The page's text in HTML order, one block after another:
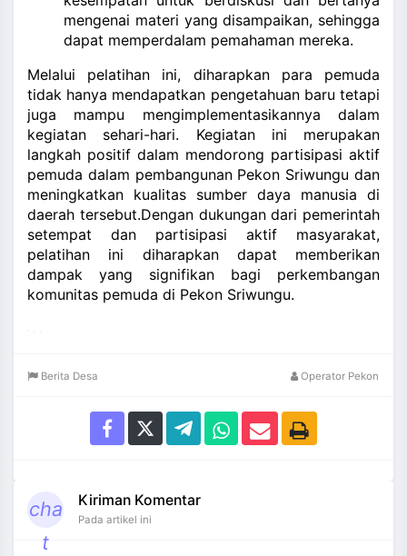
mengenai materi yang disampaikan, sehingga
dapat memperdalam pemahaman mereka.
Melalui pelatihan ini, diharapkan para pemuda
tidak hanya mendapatkan pengetahuan baru tetapi
juga mampu mengimplementasikannya dalam
kegiatan sehari-hari. Kegiatan ini merupakan
langkah positif dalam mendorong partisipasi aktif
pemuda dalam pembangunan Pekon Sriwungu dan
meningkatkan kualitas sumber daya manusia di
daerah tersebut.Dengan dukungan dari pemerintah
setempat dan partisipasi aktif masyarakat,
pelatihan ini diharapkan dapat memberikan
dampak yang signifikan bagi perkembangan
komunitas pemuda di Pekon Sriwungu.
Berita Desa Operator Pekon
cha
t
Kiriman Komentar
Pada artikel ini